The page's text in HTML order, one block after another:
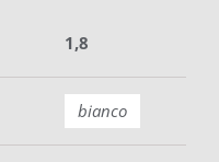
1,8
bianco